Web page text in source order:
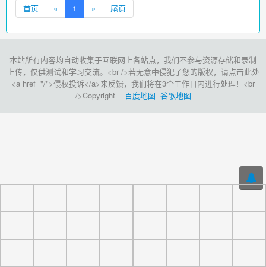
首页 « 1 » 尾页
本站所有内容均自动收集于互联网上各站点，我们不参与资源存储和录制
上传，仅供测试和学习交流。<br />若无意中侵犯了您的版权，请点击此处
<a href="/">侵权投诉</a>来反馈，我们将在3个工作日内进行处理！<br
/>Copyright 百度地图 谷歌地图